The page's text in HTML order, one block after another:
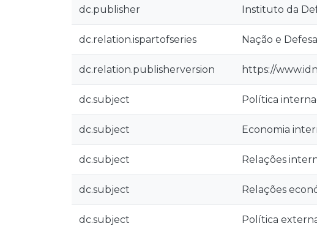
dc.publisher Instituto da
dc.relation.ispartofseries Nação e
dc.relation.publisherversion https://
dc.subject Política
dc.subject Economia
dc.subject Relações
dc.subject Relações
dc.subject Política